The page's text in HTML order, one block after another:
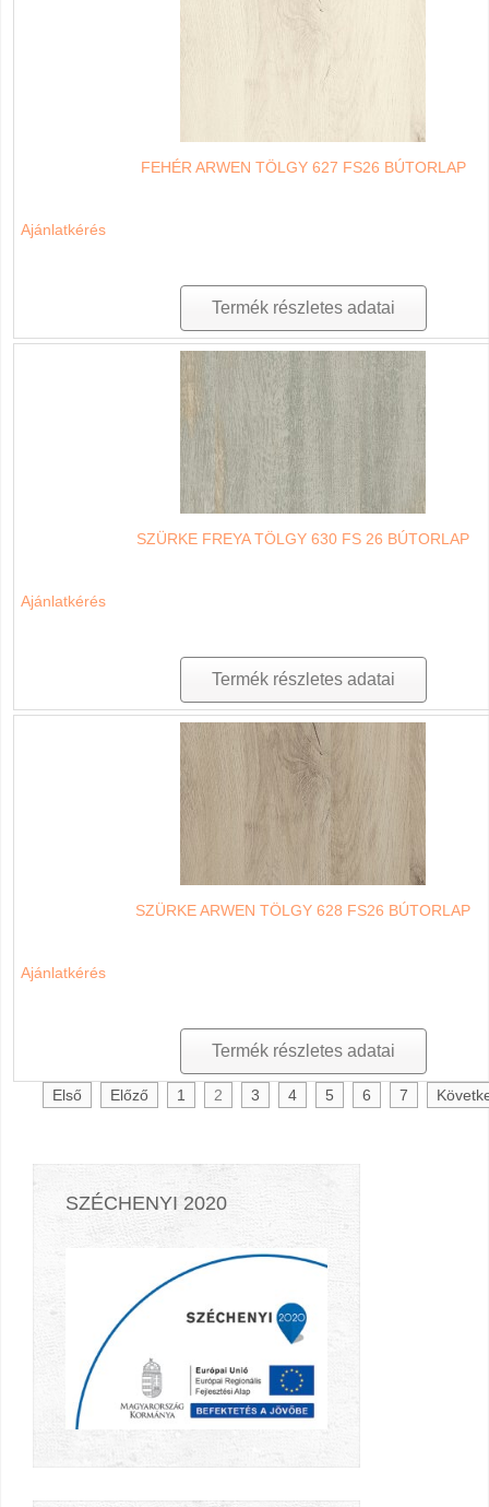
FEHÉR ARWEN TÖLGY 627 FS26 BÚTORLAP
Ajánlatkérés
Termék részletes adatai
SZÜRKE FREYA TÖLGY 630 FS 26 BÚTORLAP
Ajánlatkérés
Termék részletes adatai
SZÜRKE ARWEN TÖLGY 628 FS26 BÚTORLAP
Ajánlatkérés
Termék részletes adatai
Első Előző 1 2 3 4 5 6 7
SZÉCHENYI 2020